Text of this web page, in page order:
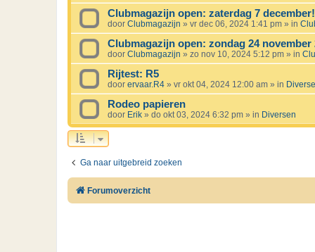
Clubmagazijn open: zaterdag 7 december!
door Clubmagazijn » vr dec 06, 2024 1:41 pm » in
Clubmagazijn open: zondag 24 november
door Clubmagazijn » zo nov 10, 2024 5:12 pm » in
Rijtest: R5
door ervaar.R4 » vr okt 04, 2024 12:00 am » in
Rodeo papieren
door Erik » do okt 03, 2024 6:32 pm » in Diversen
Ga naar uitgebreid zoeken
Forumoverzicht